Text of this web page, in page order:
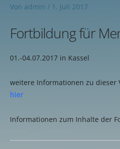
Von admin / 1. Juli 2017
Fortbildung für
01.-04.07.2017 in Kassel
weitere Informationen zu dieser
hier
Informationen zum Inhalte der